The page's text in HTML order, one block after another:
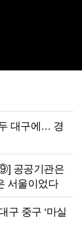
대구에… 경
공공기관은
서울이었다
구 중구 ‘마실